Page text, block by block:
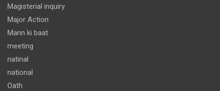
Magisterial inquiry
Major Action
Mann ki baat
meeting
natinal
national
Oath